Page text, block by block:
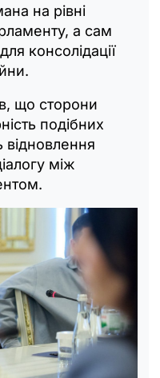
на рівні
а сам
консолідації
що сторони
подібних
відновлення
між